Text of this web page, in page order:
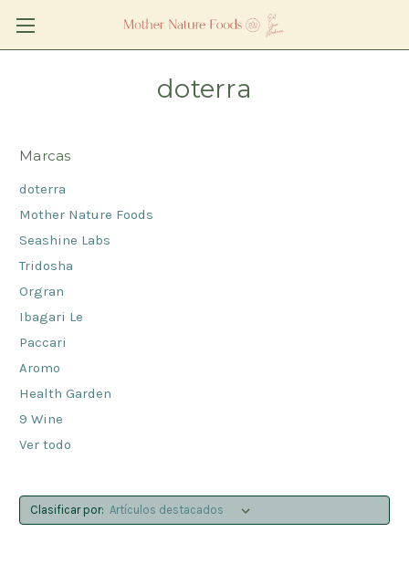
doterra
Marcas
doterra
Mother Nature Foods
Seashine Labs
Tridosha
Orgran
Ibagari Le
Paccari
Aromo
Health Garden
9 Wine
Ver todo
Clasificar por: